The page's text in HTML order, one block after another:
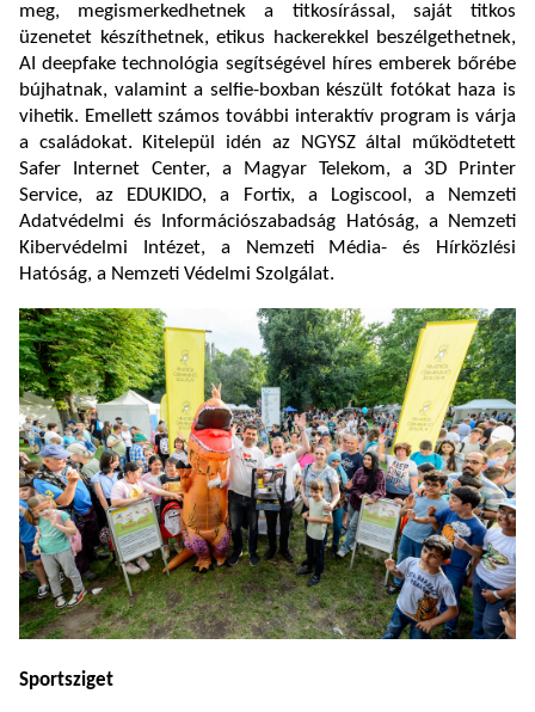
meg, megismerkedhetnek a titkosírással, saját titkos
üzenetet készíthetnek, etikus hackerekkel beszélgethetnek,
AI deepfake technológia segítségével híres emberek bőrébe
bújhatnak, valamint a selfie-boxban készült fotókat haza is
vihetik. Emellett számos további interaktív program is várja
a családokat. Kitelepül idén az NGYSZ által működtetett
Safer Internet Center, a Magyar Telekom, a 3D Printer
Service, az EDUKIDO, a Fortix, a Logiscool, a Nemzeti
Adatvédelmi és Információszabadság Hatóság, a Nemzeti
Kibervédelmi Intézet, a Nemzeti Média- és Hírközlési
Hatóság, a Nemzeti Védelmi Szolgálat.
Sportsziget